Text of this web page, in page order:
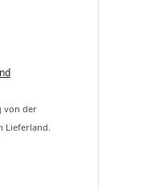
von der
Lieferland.